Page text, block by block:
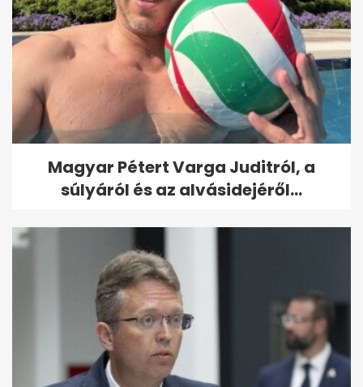
Magyar Pétert Varga Juditról, a
súlyáról és az alvásidejéről...